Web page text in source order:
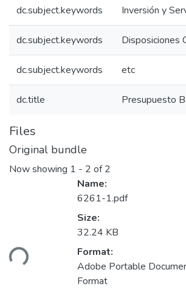
dc.subject.keywords Inversión y
dc.subject.keywords Disposiciones
dc.subject.keywords etc
dc.title Presupuesto
Files
Original bundle
Now showing 1 - 2 of 2
Name:
6261-1.pdf
Size:
32.24 KB
Format:
Adobe Portable
Format